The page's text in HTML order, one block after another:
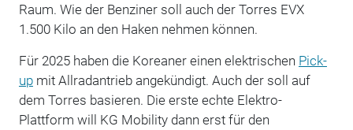
Raum. Wie der Benziner soll auch der Torres EVX
1.500 Kilo an den Haken nehmen können.
Für 2025 haben die Koreaner einen elektrischen Pick-
upmit Allradantrieb angekündigt. Auch der soll auf
dem Torres basieren. Die erste echte Elektro-
Plattform will KG Mobility dann erst für den